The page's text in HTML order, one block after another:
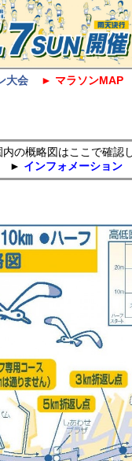
大会 ► マラソンMAP
の概略図はここで確認
インフォメーション